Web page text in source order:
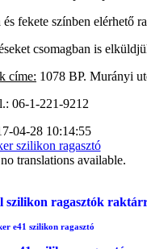
fekete színben elérhető
csomagban is
címe: 1078 BP. Murányi
06-1-221-9212
04-28 10:14:55
szilikon ragasztó
translations available.
szilikon ragasztók
e41 szilikon ragasztó